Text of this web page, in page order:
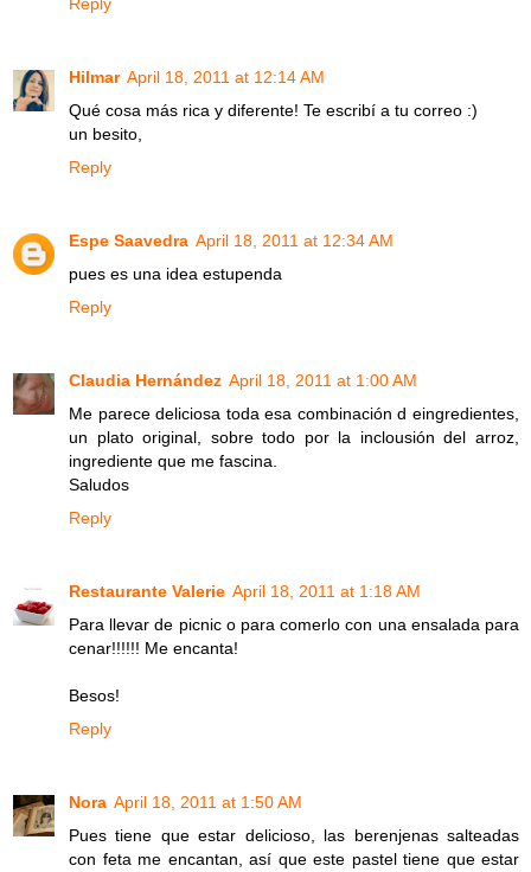
Hilmar April 18, 2011 at 12:14 AM
Qué cosa más rica y diferente! Te escribí a tu correo :)
un besito,
Reply
Espe Saavedra April 18, 2011 at 12:34 AM
pues es una idea estupenda
Reply
Claudia Hernández April 18, 2011 at 1:00 AM
Me parece deliciosa toda esa combinación d eingredientes,
un plato original, sobre todo por la inclousión del arroz,
ingrediente que me fascina.
Saludos
Reply
Restaurante Valerie April 18, 2011 at 1:18 AM
Para llevar de picnic o para comerlo con una ensalada para
cenar!!!!!! Me encanta!
Besos!
Reply
Nora April 18, 2011 at 1:50 AM
Pues tiene que estar delicioso, las berenjenas salteadas
con feta me encantan, así que este pastel tiene que estar